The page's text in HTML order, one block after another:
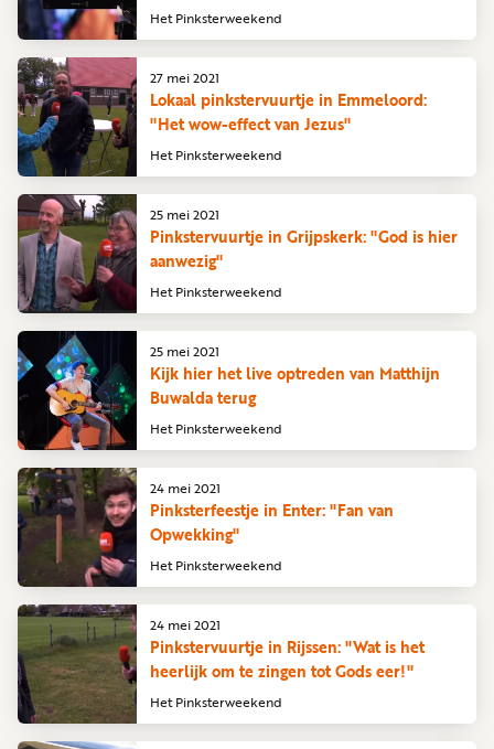
Het Pinksterweekend
Het Pinksterweekend
Lokaal pinkstervuurtje in Emmeloord:
"Het wow-effect van Jezus"
27 mei 2021
Het Pinksterweekend
Pinkstervuurtje in Grijpskerk: "God is hier
aanwezig"
25 mei 2021
Het Pinksterweekend
Kijk hier het live optreden van Matthijn
Buwalda terug
25 mei 2021
Het Pinksterweekend
Pinksterfeestje in Enter: "Fan van
Opwekking"
24 mei 2021
Het Pinksterweekend
Pinkstervuurtje in Rijssen: "Wat is het
heerlijk om te zingen tot Gods eer!"
24 mei 2021